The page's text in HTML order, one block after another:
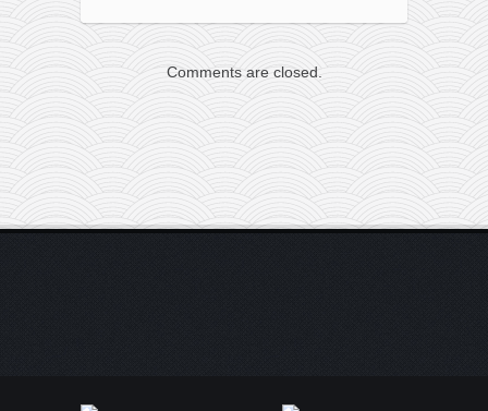
Варшавы
Корфу
Закинф
всего
от
туда-
обратно
Comments are closed.